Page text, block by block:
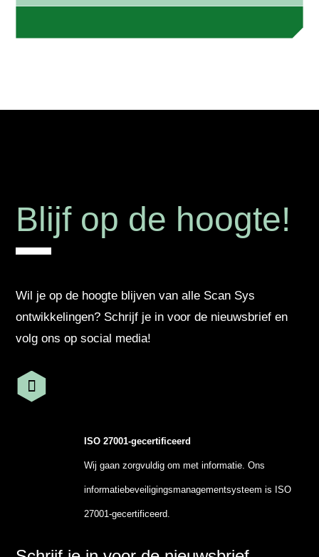
Blijf op de hoogte!
Wil je op de hoogte blijven van alle Scan Sys
ontwikkelingen? Schrijf je in voor de nieuwsbrief en
volg ons op social media!
ISO 27001-gecertificeerd
Wij gaan zorgvuldig om met informatie. Ons
informatiebeveiligingsmanagementsysteem is ISO
27001-gecertificeerd.